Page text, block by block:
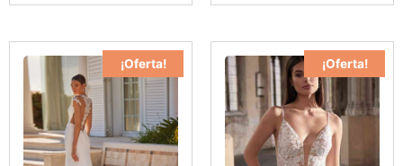
¡Oferta! ¡Oferta!